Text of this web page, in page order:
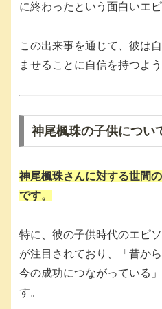
に終わったという面白いエ
この出来事を通じて、彼は
ませることに自信を持つよ
神尾楓珠の子供につい
神尾楓珠さんに対する世間
です。
特に、彼の子供時代のエピ
が注目されており、「昔か
今の成功につながっている
す。